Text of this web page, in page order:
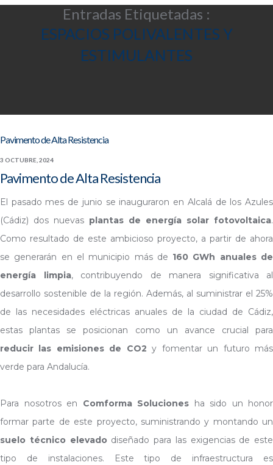
Entradas Etiquetadas :
ESPACIOS POLIVALENTES Y
ESTIMULANTES
Pavimento de Alta Resistencia
3 OCTUBRE, 2024
Pavimento de Alta Resistencia
El pasado mes de junio se inauguraron en Alcalá de los Azules
(Cádiz) dos nuevas plantas de energía solar fotovoltaica.
Como resultado de este ambicioso proyecto, a partir de ahora
se generarán en el municipio más de 160 GWh anuales de
energía limpia, contribuyendo de manera significativa al
desarrollo sostenible de la región. Además, al suministrar el 25%
de las necesidades eléctricas anuales de la ciudad de Cádiz,
estas plantas se posicionan como un avance crucial para
reducir las emisiones de CO2 y fomentar un futuro más
verde para Andalucía.
Para nosotros en Comforma Soluciones ha sido un honor
formar parte de este proyecto, suministrando y montando un
suelo técnico elevado diseñado para las exigencias de este
tipo de instalaciones. Este tipo de infraestructura es